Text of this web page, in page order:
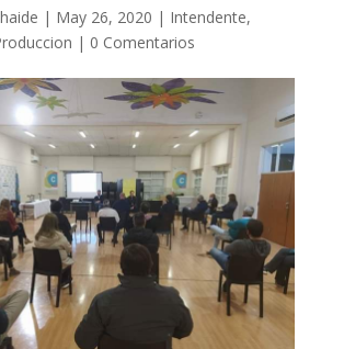
| May 26, 2020 | Intendente,
| 0 Comentarios